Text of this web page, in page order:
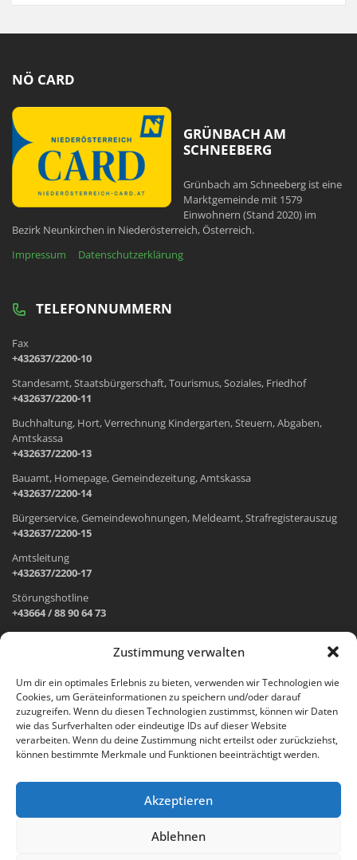
Zustimmung verwalten
Um dir ein optimales Erlebnis zu bieten, verwenden wir Technologien wie
Cookies, um Geräteinformationen zu speichern und/oder darauf
zuzugreifen. Wenn du diesen Technologien zustimmst, können wir Daten
wie das Surfverhalten oder eindeutige IDs auf dieser Website
verarbeiten. Wenn du deine Zustimmung nicht erteilst oder zurückziehst,
können bestimmte Merkmale und Funktionen beeinträchtigt werden.
Akzeptieren
Ablehnen
NÖ CARD
GRÜNBACH AM
SCHNEEBERG
Grünbach am Schneeberg ist eine
Marktgemeinde mit 1579
Einwohnern (Stand 2020) im
Bezirk Neunkirchen in Niederösterreich, Österreich.
Impressum
Datenschutzerklärung
TELEFONNUMMERN
Fax
+432637/2200-10
Standesamt, Staatsbürgerschaft, Tourismus, Soziales, Friedhof
+432637/2200-11
Buchhaltung, Hort, Verrechnung Kindergarten, Steuern, Abgaben,
Amtskassa
+432637/2200-13
Bauamt, Homepage, Gemeindezeitung, Amtskassa
+432637/2200-14
Bürgerservice, Gemeindewohnungen, Meldeamt, Strafregisterauszug
+432637/2200-15
Amtsleitung
+432637/2200-17
Störungshotline
+43664 / 88 90 64 73
Wr. Neustädter Straße 1
2733 Grünbach am Schneeberg
Öffnungszeiten Gemeindeamt:
Montag: 8.00 – 12.00 Uhr und 14.00 – 18.00 Uhr
Freitag: 8.00 – 12.00 Uhr
Email: